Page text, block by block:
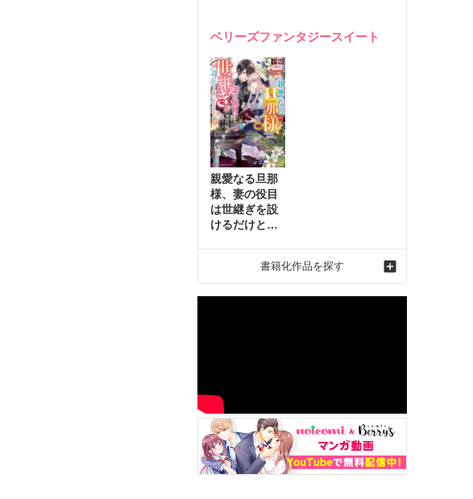
ました２
動かす万能令
れ才女の辺境
ベリーズファンタジースイート
親愛なる旦那
様、妻の役目
は世継ぎを設
けるだけと聞
れ才女の幸せ
な結婚～2
書籍化作品を探す